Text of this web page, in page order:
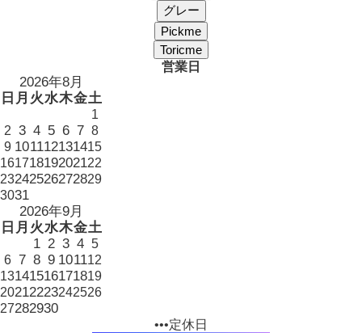
営業日
2026年8月
日 月 火水木金土
1
2 3 4 5 6 7 8
9 101112131415
16171819202122
23242526272829
3031
2026年9月
日 月 火水木金土
1 2 3 4 5
6 7 8 9 101112
13141516171819
20212223242526
27282930
•••定休日